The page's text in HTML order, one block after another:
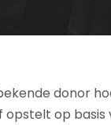
donor
op basis